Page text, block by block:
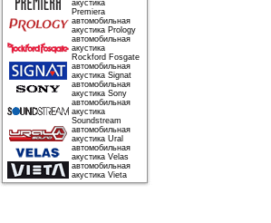
акустика
Premiera
автомобильная
акустика Prology
автомобильная
акустика
Rockford Fosgate
автомобильная
акустика Signat
автомобильная
акустика Sony
автомобильная
акустика
Soundstream
автомобильная
акустика Ural
автомобильная
акустика Velas
автомобильная
акустика Vieta